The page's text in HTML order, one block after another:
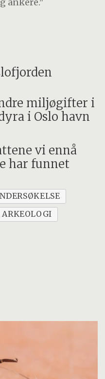
ankere."
miljøgifter i
i Oslo havn
vi ennå
har funnet
ARKEOLOGI